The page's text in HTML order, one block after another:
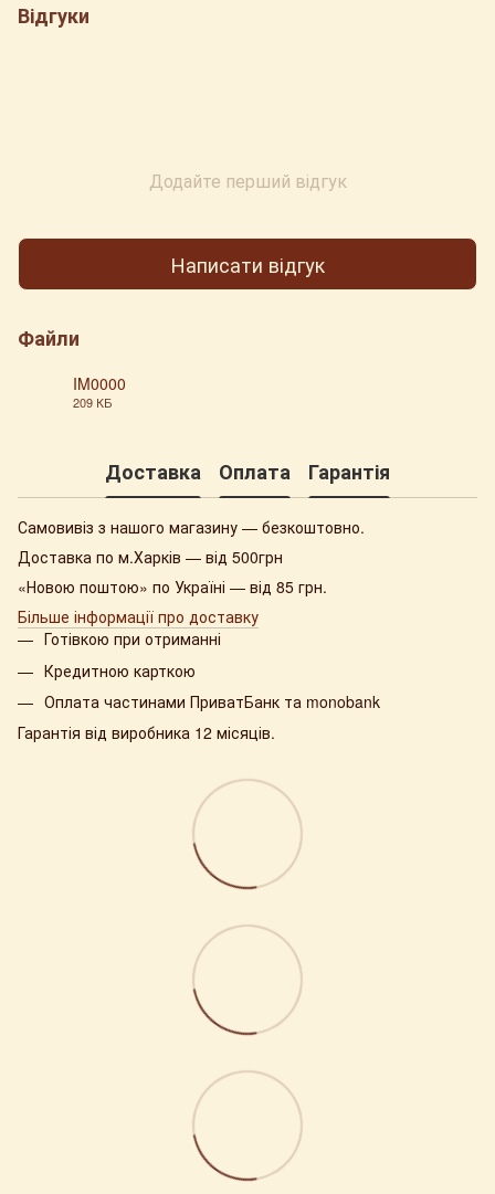
Відгуки
Додайте перший відгук
Написати відгук
Файли
IM0000
209 КБ
Доставка Оплата Гарантія
Самовивіз з нашого магазину — безкоштовно.
Доставка по м.Харків — від 500грн
«Новою поштою» по Україні — від 85 грн.
Більше інформації про доставку
Готівкою при отриманні
Кредитною карткою
Оплата частинами ПриватБанк та monobank
Гарантія від виробника 12 місяців.